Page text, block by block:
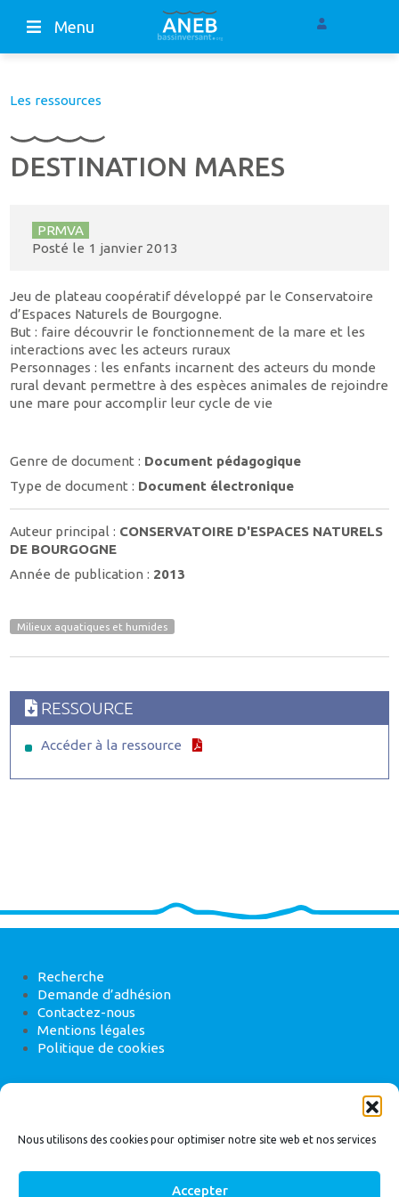
Nous utilisons des cookies pour optimiser notre site web et nos services
Accepter
Menu
Les ressources
DESTINATION MARES
PRMVA
Posté le 1 janvier 2013
Jeu de plateau coopératif développé par le Conservatoire
d’Espaces Naturels de Bourgogne.
But : faire découvrir le fonctionnement de la mare et les
interactions avec les acteurs ruraux
Personnages : les enfants incarnent des acteurs du monde
rural devant permettre à des espèces animales de rejoindre
une mare pour accomplir leur cycle de vie
Genre de document : Document pédagogique
Type de document : Document électronique
Auteur principal : CONSERVATOIRE D'ESPACES NATURELS
DE BOURGOGNE
Année de publication : 2013
Milieux aquatiques et humides
RESSOURCE
Accéder à la ressource
Recherche
Demande d’adhésion
Contactez-nous
Mentions légales
Politique de cookies